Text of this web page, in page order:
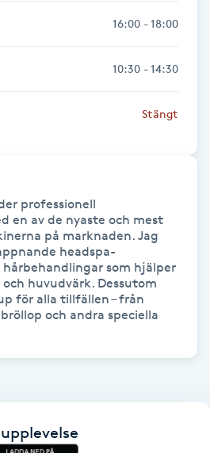
16:00 - 18:00
10:30 - 14:30
Stängt
professionell
en av de nyaste och mest
på marknaden. Jag
headspa-
som hjälper
huvudvärk. Dessutom
för alla tillfällen – från
och andra speciella